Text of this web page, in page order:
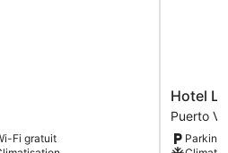
Fi gratuit
Hotel
La
Gran
Tortuga
Hotel
Puerto
Parking